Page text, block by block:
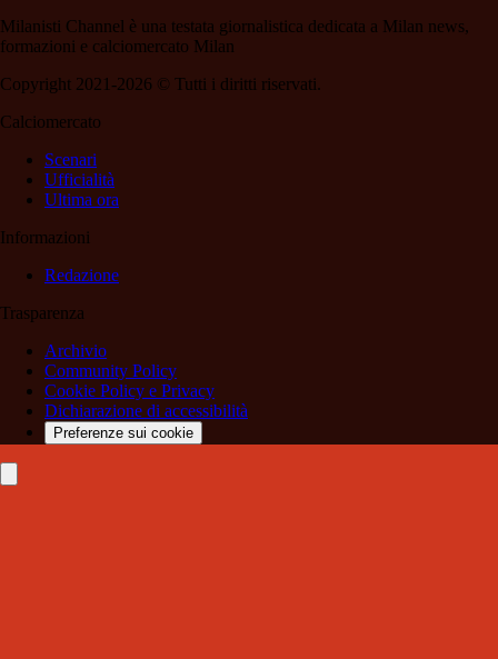
Milanisti Channel è una testata giornalistica dedicata a Milan news,
formazioni e calciomercato Milan
Copyright 2021-2026 © Tutti i diritti riservati.
Calciomercato
Scenari
Ufficialità
Ultima ora
Informazioni
Redazione
Trasparenza
Archivio
Community Policy
Cookie Policy e Privacy
Dichiarazione di accessibilità
Preferenze sui cookie